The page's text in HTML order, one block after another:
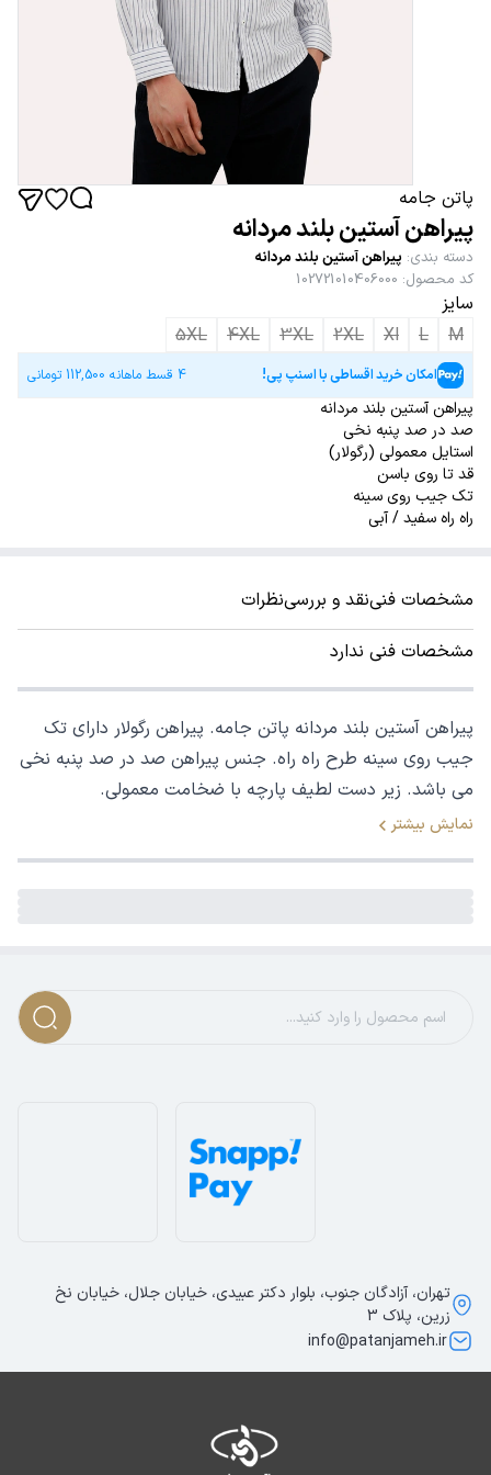
پاتن جامه
پیراهن آستین بلند مردانه
دسته بندی: پیراهن آستین بلند مردانه
کد محصول:
102721010406000
سایز
M
L
Xl
2XL
3XL
4XL
5XL
امکان خرید اقساطی با اسنپ پی! 4 قسط ماهانه 112,500 تومانی
پیراهن آستین بلند مردانه
صد در صد پنبه نخی
استایل معمولی (رگولار)
قد تا روی باسن
تک جیب روی سینه
راه راه سفید / آبی
مشخصات فنینقد و بررسینظرات
مشخصات فنی ندارد
پیراهن آستین بلند مردانه پاتن جامه. پیراهن رگولار دارای تک
جیب روی سینه طرح راه راه. جنس پیراهن صد در صد پنبه نخی
می باشد. زیر دست لطیف پارچه با ضخامت معمولی.
نمایش بیشتر
تهران، آزادگان جنوب، بلوار دکتر عبیدی، خیابان جلال، خیابان نخ
زرین، پلاک 3
info@patanjameh.ir